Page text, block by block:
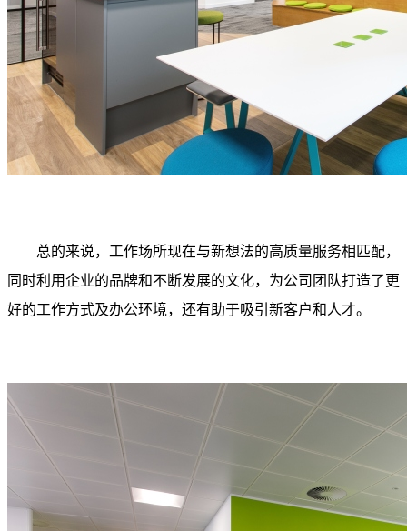
总的来说，工作场所现在与新想法的高质量服务相匹配，
同时利用企业的品牌和不断发展的文化，为公司团队打造了更
好的工作方式及办公环境，还有助于吸引新客户和人才。